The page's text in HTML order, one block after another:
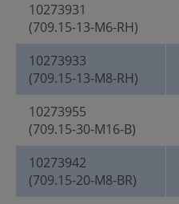
10273931
(709.15-13-M6-RH)
10273933
(709.15-13-M8-RH)
10273955
(709.15-30-M16-B)
10273942
(709.15-20-M8-BR)